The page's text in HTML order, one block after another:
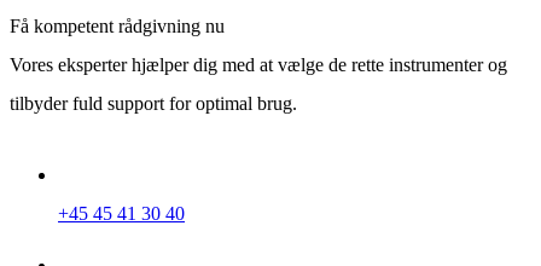
Få kompetent rådgivning nu
Vores eksperter hjælper dig med at vælge de rette instrumenter og
tilbyder fuld support for optimal brug.
+45 45 41 30 40